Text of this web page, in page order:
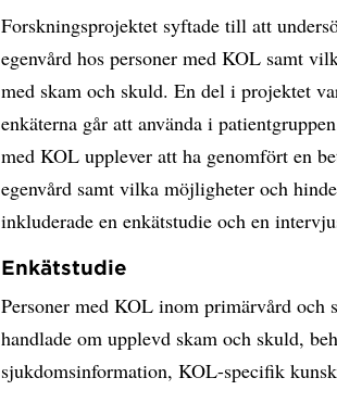
Forskningsprojektet syftade till att
egenvård hos personer med KOL samt
med skam och skuld. En del i projektet
enkäterna går att använda i
med KOL upplever att ha genomfört en
egenvård samt vilka möjligheter och
inkluderade en enkätstudie och en
Enkätstudie
Personer med KOL inom primärvård och
handlade om upplevd skam och skuld,
sjukdomsinformation, KOL-specifik